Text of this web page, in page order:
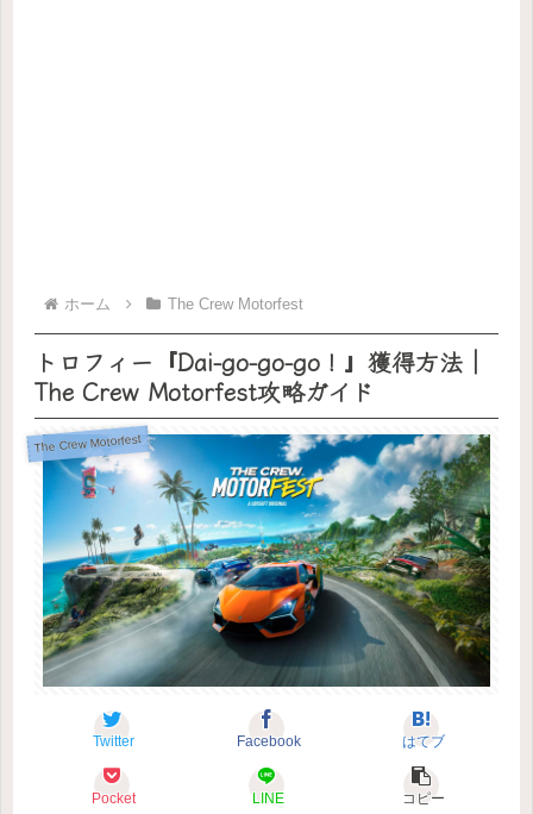
ホーム The Crew Motorfest
トロフィー『Dai-go-go-go！』獲得方法｜
The Crew Motorfest攻略ガイド
The Crew Motorfest
Twitter Facebook はてブ
Pocket LINE コピー